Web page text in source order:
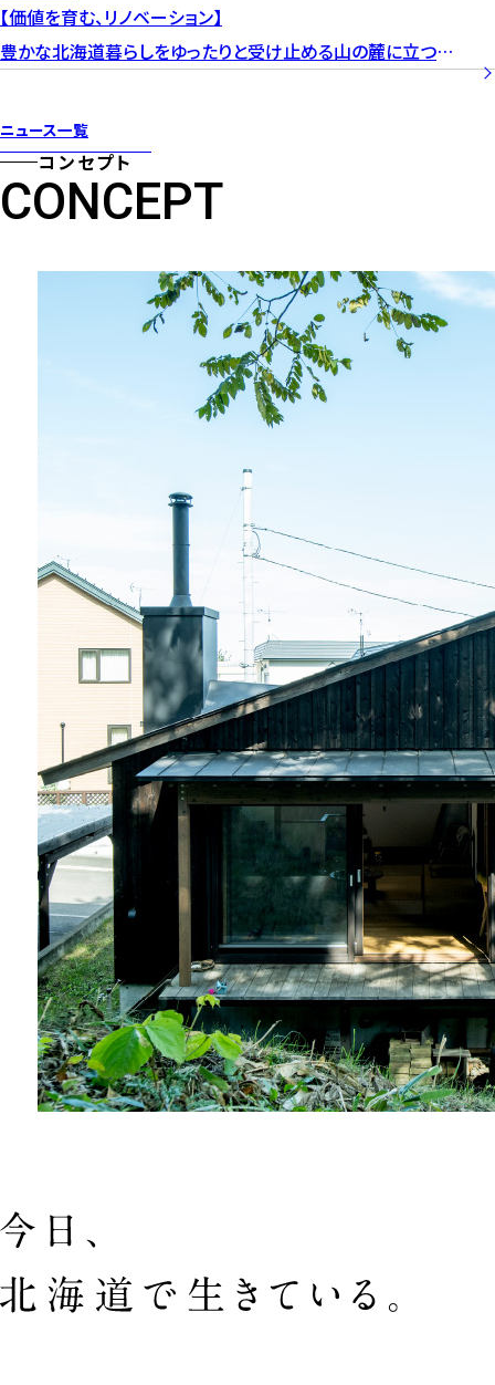
【価値を育む、リノベーション】
豊かな北海道暮らしをゆったりと受け止める山の麓に立つ大
ニュース一覧
コンセプト
CONCEPT